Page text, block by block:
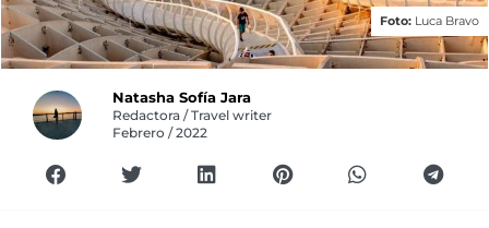
Foto: Luca Bravo
Natasha Sofía Jara
Redactora / Travel writer
Febrero / 2022